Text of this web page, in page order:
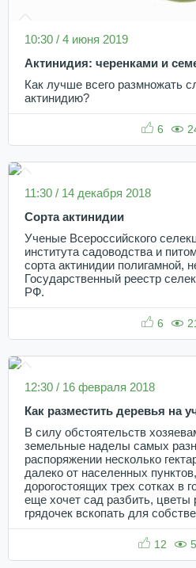
10:30 / 4 июня 2019
Актинидия: черенками и
Как лучше всего размножать
актинидию?
6
11:30 / 14 декабря 2018
Сорта актинидии
Ученые Всероссийского
института садоводства и
сорта актинидии полигамной,
Государственный реестр
РФ.
6
12:30 / 16 февраля 2018
Как разместить деревья на
В силу обстоятельств
земельные наделы самых
распоряжении несколько
далеко от населенных
дорогостоящих трех сотках в
еще хочет сад разбить, цветы
грядочек вскопать для
12